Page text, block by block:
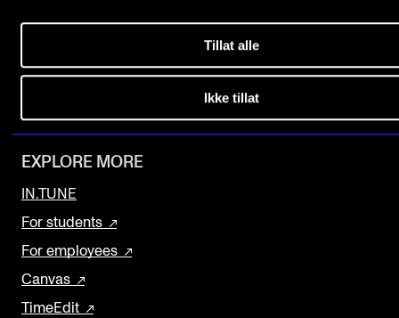
Tillat alle
Ikke tillat
For Students and Employees
NEWS
News and Stories
Events and concerts
Current Vacancies
Current Vacancies
Newsletter (Norwegian sign up)
EXPLORE MORE
IN.TUNE
For students
For employees
Canvas
TimeEdit